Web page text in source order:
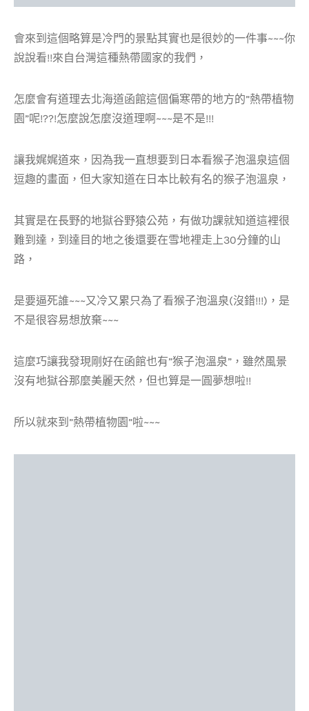
會來到這個略算是冷門的景點其實也是很妙的一件事~~~你
說說看!!來自台灣這種熱帶國家的我們，
怎麼會有道理去北海道函館這個偏寒帶的地方的”熱帶植物
園”呢!??!怎麼說怎麼沒道理啊~~~是不是!!!
讓我娓娓道來，因為我一直想要到日本看猴子泡溫泉這個
逗趣的畫面，但大家知道在日本比較有名的猴子泡溫泉，
其實是在長野的地獄谷野猿公苑，有做功課就知道這裡很
難到達，到達目的地之後還要在雪地裡走上30分鐘的山
路，
是要逼死誰~~~又冷又累只為了看猴子泡溫泉(沒錯!!!)，是
不是很容易想放棄~~~
這麼巧讓我發現剛好在函館也有”猴子泡溫泉”，雖然風景
沒有地獄谷那麼美麗天然，但也算是一圓夢想啦!!
所以就來到”熱帶植物園”啦~~~